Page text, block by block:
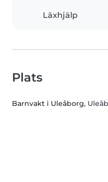
Läxhjälp
Plats
Barnvakt i Uleåborg,